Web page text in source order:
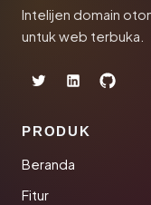
Intelijen domain
untuk web terbuka.
PRODUK
Beranda
Fitur